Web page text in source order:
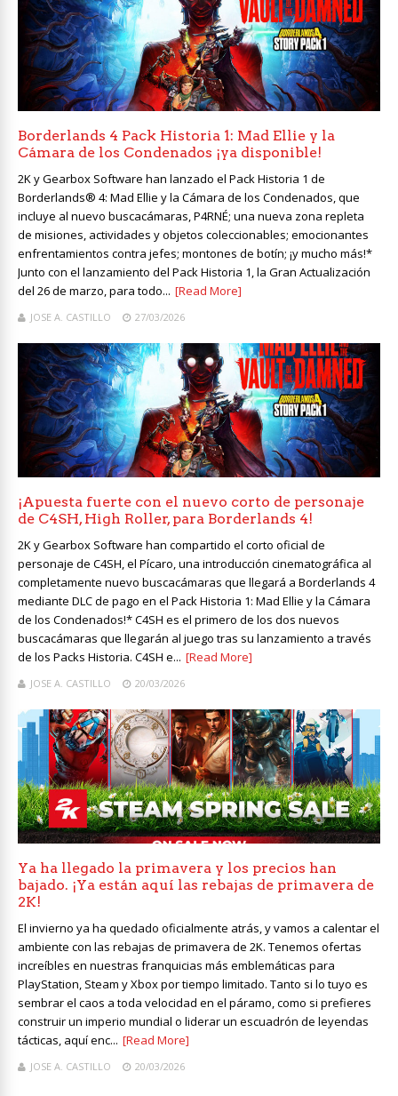
Borderlands 4 Pack Historia 1: Mad Ellie y la
Cámara de los Condenados ¡ya disponible!
2K y Gearbox Software han lanzado el Pack Historia 1 de
Borderlands® 4: Mad Ellie y la Cámara de los Condenados, que
incluye al nuevo buscacámaras, P4RNÉ; una nueva zona repleta
de misiones, actividades y objetos coleccionables; emocionantes
enfrentamientos contra jefes; montones de botín; ¡y mucho más!*
Junto con el lanzamiento del Pack Historia 1, la Gran Actualización
del 26 de marzo, para todo... [Read More]
JOSE A. CASTILLO 27/03/2026
¡Apuesta fuerte con el nuevo corto de personaje
de C4SH, High Roller, para Borderlands 4!
2K y Gearbox Software han compartido el corto oficial de
personaje de C4SH, el Pícaro, una introducción cinematográfica al
completamente nuevo buscacámaras que llegará a Borderlands 4
mediante DLC de pago en el Pack Historia 1: Mad Ellie y la Cámara
de los Condenados!* C4SH es el primero de los dos nuevos
buscacámaras que llegarán al juego tras su lanzamiento a través
de los Packs Historia. C4SH e... [Read More]
JOSE A. CASTILLO 20/03/2026
Ya ha llegado la primavera y los precios han
bajado. ¡Ya están aquí las rebajas de primavera de
2K!
El invierno ya ha quedado oficialmente atrás, y vamos a calentar el
ambiente con las rebajas de primavera de 2K. Tenemos ofertas
increíbles en nuestras franquicias más emblemáticas para
PlayStation, Steam y Xbox por tiempo limitado. Tanto si lo tuyo es
sembrar el caos a toda velocidad en el páramo, como si prefieres
construir un imperio mundial o liderar un escuadrón de leyendas
tácticas, aquí enc... [Read More]
JOSE A. CASTILLO 20/03/2026